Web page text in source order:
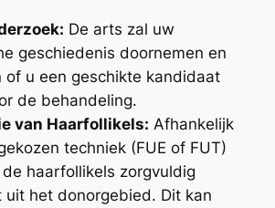
De arts zal uw
geschiedenis doornemen en
of u een geschikte kandidaat
de behandeling.
van Haarfollikels: Afhankelijk
techniek (FUE of FUT)
haarfollikels zorgvuldig
uit het donorgebied. Dit kan